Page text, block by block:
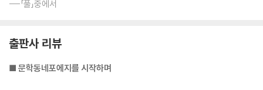
---「풀」중에서
출판사 리뷰
■ 문학동네포에지를 시작하며